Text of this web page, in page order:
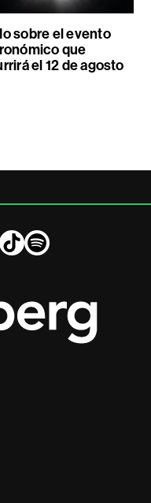
sobre el evento
que
el 12 de agosto